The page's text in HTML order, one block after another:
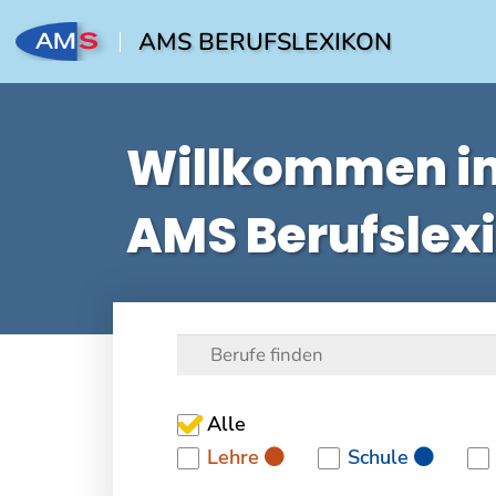
AMS BERUFSLEXIKON
Willkommen
AMS
Alle
Lehre
Schule